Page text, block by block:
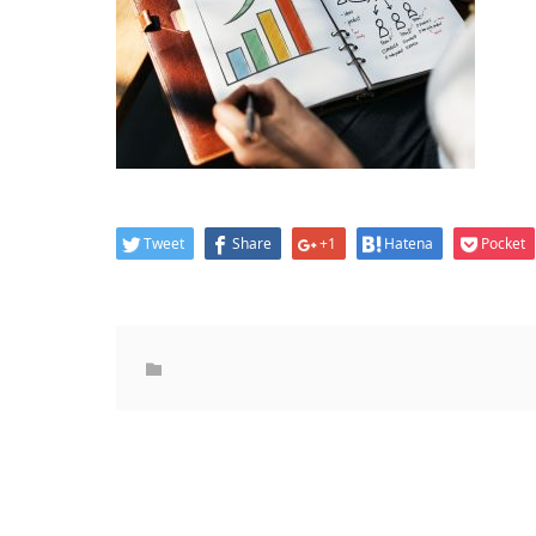
Tweet Share +1 Hatena Pocket